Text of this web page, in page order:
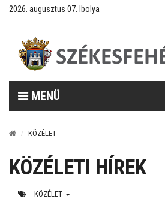
2026. augusztus 07. Ibolya
MENÜ
KÖZÉLET
KÖZÉLETI HÍREK
KÖZÉLET